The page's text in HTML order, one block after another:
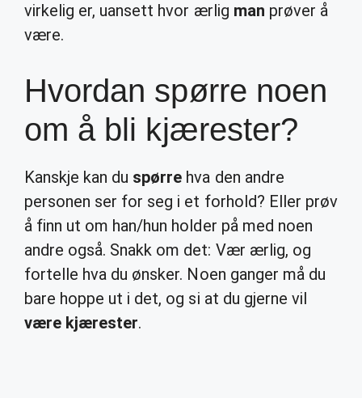
virkelig er, uansett hvor ærlig man prøver å
være.
Hvordan spørre noen
om å bli kjærester?
Kanskje kan du spørre hva den andre
personen ser for seg i et forhold? Eller prøv
å finn ut om han/hun holder på med noen
andre også. Snakk om det: Vær ærlig, og
fortelle hva du ønsker. Noen ganger må du
bare hoppe ut i det, og si at du gjerne vil
være kjærester.